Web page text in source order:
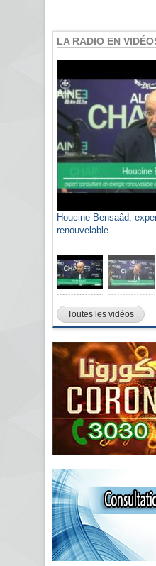
LA RADIO EN
Houcine Bensaâd,
renouvelable
Toutes les vidéos